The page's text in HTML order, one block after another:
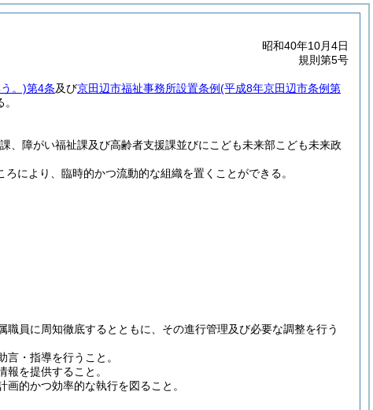
昭和40年10月4日
規則第5号
。)第4条及び京田辺市福祉事務所設置条例(平成8年京田辺市条例第
、障がい福祉課及び高齢者支援課並びにこども未来部こども未来政
により、臨時的かつ流動的な組織を置くことができる。
員に周知徹底するとともに、その進行管理及び必要な調整を行う
・指導を行うこと。
を提供すること。
的かつ効率的な執行を図ること。